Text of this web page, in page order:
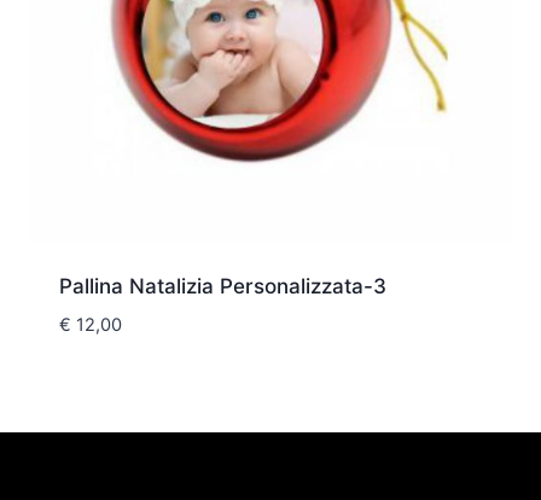
Pallina Natalizia Personalizzata-3
€ 12,00